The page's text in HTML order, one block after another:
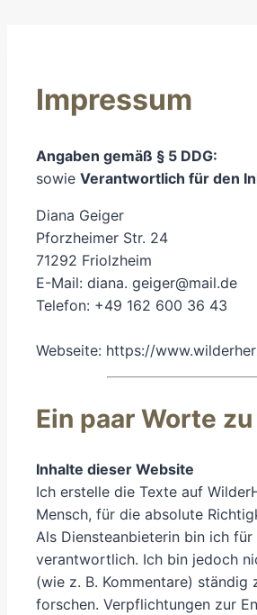
Impressum
Angaben gemäß § 5 DDG:
sowie Verantwortlich für den
Diana Geiger
Pforzheimer Str. 24
71292 Friolzheim
E-Mail: diana. geiger@mail.de
Telefon: +49 162 600 36 43
Webseite: https://
Ein paar Worte
Inhalte dieser Website
Ich erstelle die Texte auf
Mensch, für die absolute
Als Diensteanbieterin bin ich
verantwortlich. Ich bin jedoch
(wie z. B. Kommentare)
forschen. Verpflichtungen zur